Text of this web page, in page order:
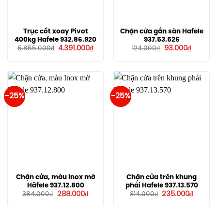
Trục cốt xoay Pivot
400kg Hafele 932.86.920
5.855.000₫ Giá
4.391.000₫Giá
4.391.000₫.
Chặn cửa gắn sàn Hafele
937.53.526
124.000₫
Giá
93.000₫Giá
-25%
Chặn cửa, màu Inox mờ
Häfele 937.12.800
384.000₫
Giá
288.000₫Giá
-25%
Chặn cửa trên khung
phải Hafele 937.13.570
314.000₫
Giá
235.000₫Giá